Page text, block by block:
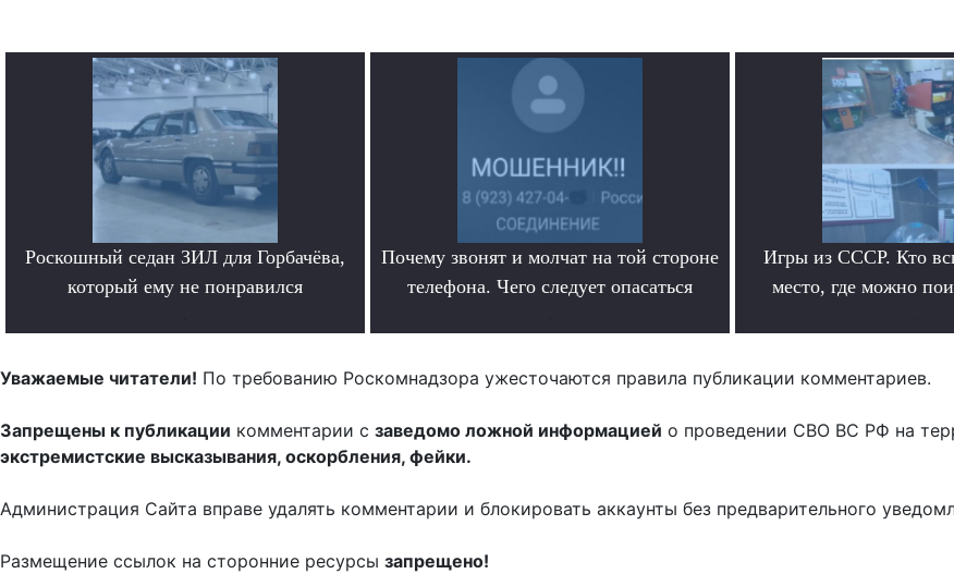
Роскошный седан ЗИЛ для Горбачёва,
который ему не понравился
Почему звонят и молчат на той стороне
телефона. Чего следует опасаться
Игры из СССР. Кто
место, где можно
Уважаемые читатели! По требованию Роскомнадзора ужесточаются правила публикации комментариев.
Запрещены к публикации комментарии с заведомо ложной информацией о проведении СВО ВС РФ на
экстремистские высказывания, оскорбления, фейки.
Администрация Сайта вправе удалять комментарии и блокировать аккаунты без предварительного
Размещение ссылок на сторонние ресурсы запрещено!